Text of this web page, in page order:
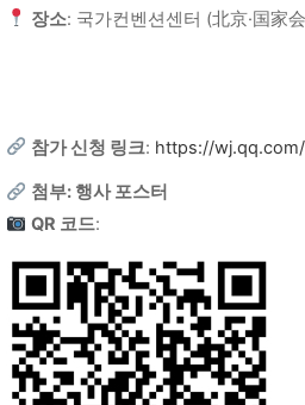
장소: 국가컨벤션센터 (北京·国家
참가 신청 링크: https://
첨부: 행사 포스터
QR 코드: